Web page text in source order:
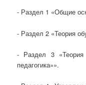
- Раздел 1 «Общие
- Раздел 2 «Теория
- Раздел 3 «Теория
педагогика»».